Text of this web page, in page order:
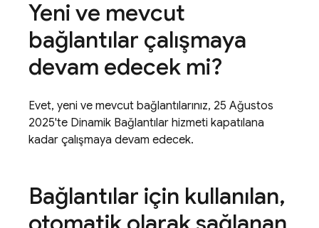
Yeni ve mevcut
bağlantılar çalışmaya
devam edecek mi?
Evet, yeni ve mevcut bağlantılarınız, 25 Ağustos
2025'te Dinamik Bağlantılar hizmeti kapatılana
kadar çalışmaya devam edecek.
Bağlantılar için kullanılan,